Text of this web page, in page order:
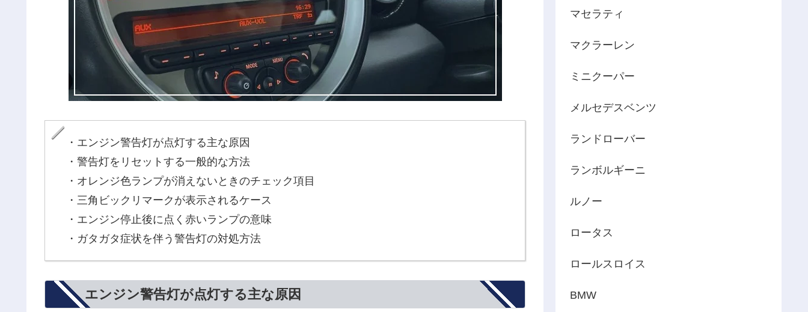
・エンジン警告灯が点灯する主な原因
・警告灯をリセットする一般的な方法
・オレンジ色ランプが消えないときのチェック項目
・三角ビックリマークが表示されるケース
・エンジン停止後に点く赤いランプの意味
・ガタガタ症状を伴う警告灯の対処方法
エンジン警告灯が点灯する主な原因
マセラティ
マクラーレン
ミニクーパー
メルセデスベンツ
ランドローバー
ランボルギーニ
ルノー
ロータス
ロールスロイス
BMW